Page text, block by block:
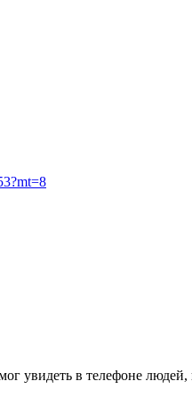
увидеть в телефоне